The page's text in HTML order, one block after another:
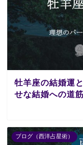
牡羊座の結婚運
せな結婚への道筋
ブログ（西洋占星術）